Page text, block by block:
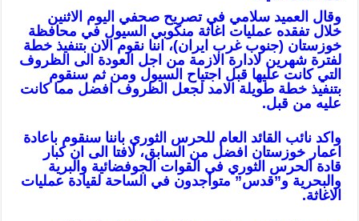
وقال العميد سلامي في تصريح صحفي اليوم الاثنين
خلال تفقده عمليات اغاثة منكوبي السيول في محافظة
خوزستان (جنوب غرب ايران)، اننا نقوم الان بتنفيذ خطة
لفترة شهرين لادارة الازمة من اجل العودة الى الظروف
التي كانت عليها قبل اجتياح السيول ومن ثم سنقوم
بتنفيذ خطة طويلة الامد لجعل الظروف افضل مما كانت
عليه من قبل.
واكد نائب القائد العام للحرس الثوري باننا سنقوم باعادة
اعمار خوزستان افضل من السابق، لافتا الى ان كبار
قادة الحرس الثوري في القوات الجوفضائية والبرية
والبحرية و”قدس” متواجدون في الساحة لقيادة عمليات
الاغاثة.